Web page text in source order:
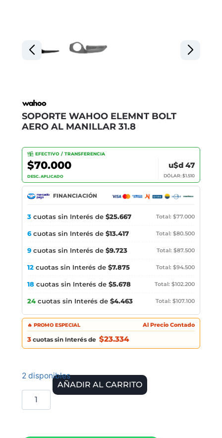
SOPORTE WAHOO ELEMNT BOLT
AERO AL MANILLAR 31.8
EFECTIVO / TRANSFERENCIA
$70.000
DESC. APLICADO
u$d 47
DÓLAR: $1.510
FINANCIACIÓN
3 cuotas sin Interés de $25.667 Total: $77.000
6cuotas sin Interés de $13.417 Total: $80.500
9 cuotas sin Interés de $9.723 Total: $87.500
12 cuotas sin Interés de $7.875 Total: $94.500
18 cuotas sin Interés de $5.678 Total: $102.200
24 cuotas sin Interés de $4.463 Total: $107.100
🔥 PROMO ESPECIAL Al Precio Contado
3 cuotas sin Interés de $23.334
2 disponibles
AÑADIR AL CARRITO